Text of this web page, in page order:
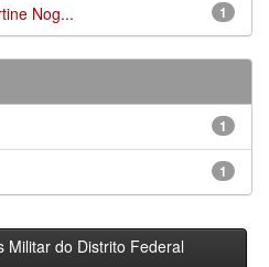
1
Nog...
1
1
Militar do Distrito Federal